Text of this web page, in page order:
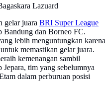
Lazuard
gelar juara BRI Super League
Bandung dan Borneo FC.
lebih menguntungkan karena
memastikan gelar juara.
kemenangan sambil
tim yang sebelumnya
dalam perburuan posisi